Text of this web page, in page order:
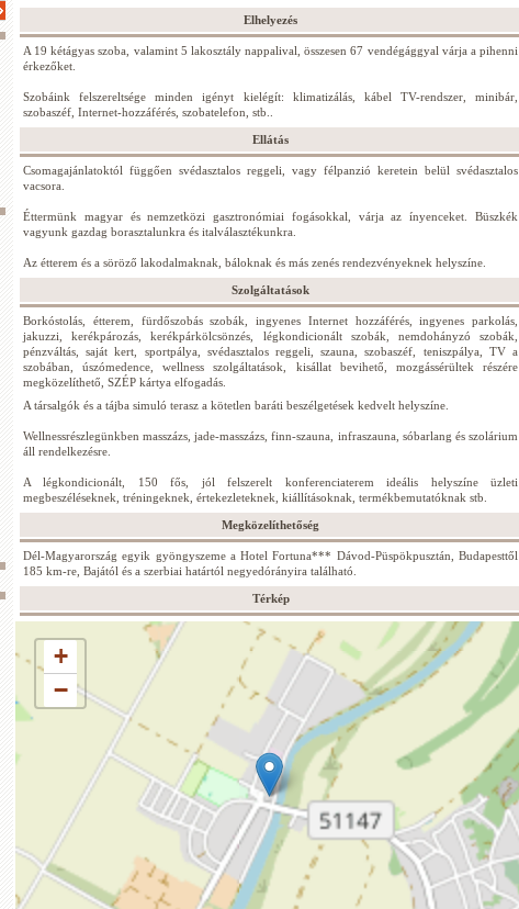
Elhelyezés
A 19 kétágyas szoba, valamint 5 lakosztály nappalival, összesen 67 vendégággyal várja a pihenni
érkezőket.
Szobáink felszereltsége minden igényt kielégít: klimatizálás, kábel TV-rendszer, minibár,
szobaszéf, Internet-hozzáférés, szobatelefon, stb..
Ellátás
Csomagajánlatoktól függően svédasztalos reggeli, vagy félpanzió keretein belül svédasztalos
vacsora.
Éttermünk magyar és nemzetközi gasztronómiai fogásokkal, várja az ínyenceket. Büszkék
vagyunk gazdag borasztalunkra és italválasztékunkra.
Az étterem és a söröző lakodalmaknak, báloknak és más zenés rendezvényeknek helyszíne.
Szolgáltatások
Borkóstolás, étterem, fürdőszobás szobák, ingyenes Internet hozzáférés, ingyenes parkolás,
jakuzzi, kerékpározás, kerékpárkölcsönzés, légkondicionált szobák, nemdohányzó szobák,
pénzváltás, saját kert, sportpálya, svédasztalos reggeli, szauna, szobaszéf, teniszpálya, TV a
szobában, úszómedence, wellness szolgáltatások, kisállat bevihető, mozgássérültek részére
megközelíthető, SZÉP kártya elfogadás.
A társalgók és a tájba simuló terasz a kötetlen baráti beszélgetések kedvelt helyszíne.
Wellnessrészlegünkben masszázs, jade-masszázs, finn-szauna, infraszauna, sóbarlang és szolárium
áll rendelkezésre.
A légkondicionált, 150 fős, jól felszerelt konferenciaterem ideális helyszíne üzleti
megbeszéléseknek, tréningeknek, értekezleteknek, kiállításoknak, termékbemutatóknak stb.
Megközelíthetőség
Dél-Magyarország egyik gyöngyszeme a Hotel Fortuna*** Dávod-Püspökpusztán, Budapesttől
185 km-re, Bajától és a szerbiai határtól negyedórányira található.
Térkép
+
−